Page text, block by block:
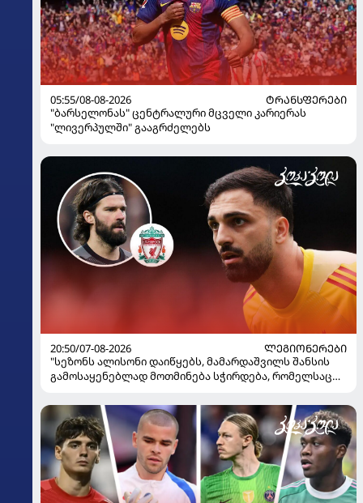
05:55/08-08-2026
ᲢᲠᲐᲜᲡᲤᲔᲠᲔᲑᲘ
"ბარსელონას" ცენტრალური მცველი კარიერას
"ლივერპულში" გააგრძელებს
20:50/07-08-2026
ᲚᲔᲒᲘᲝᲜᲔᲠᲔᲑᲘ
"სეზონს ალისონი დაიწყებს, მამარდაშვილს შანსის
გამოსაყენებლად მოთმინება სჭირდება, რომელსაც
ყოფილმა მეკარემ